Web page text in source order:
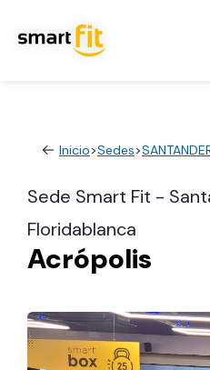
Inicio>Sedes>
Sede Smart Fit -
Floridablanca
Acrópolis